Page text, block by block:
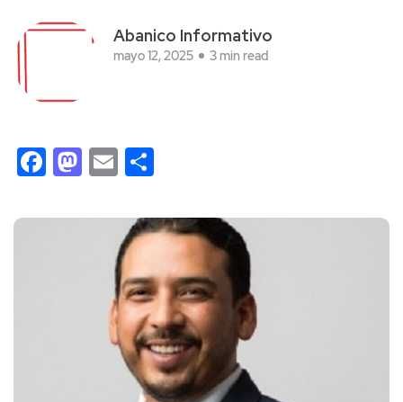
Abanico Informativo
mayo 12, 2025 3 min read
Facebook
Mastodon
Email